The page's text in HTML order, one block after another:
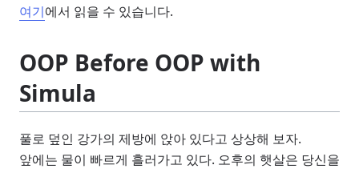
여기에서 읽을 수 있습니다.
OOP Before OOP with
Simula
풀로 덮인 강가의 제방에 앉아 있다고 상상해 보자.
앞에는 물이 빠르게 흘러가고 있다. 오후의 햇살은 당신을